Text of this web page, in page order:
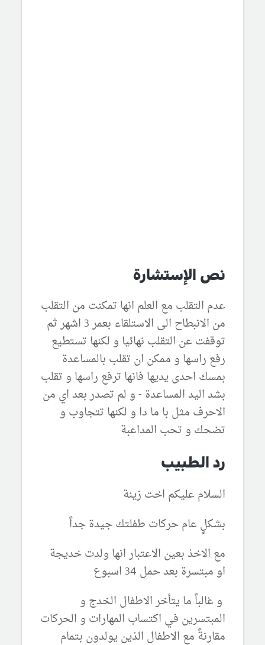
نص الإستشارة
عدم التقلب مع العلم انها تمكنت من التقلب
من الانبطاح الى الاستلقاء بعمر 3 اشهر ثم
توقفت عن التقلب نهائيا و لكنها تستطيع
رفع راسها و ممكن ان تقلب بالمساعدة
بمسك احدى يديها فانها ترفع راسها و تقلب
بشد اليد المساعدة - و لم تصدر بعد اي من
الاحرف مثل با ما دا و لكنها تتجاوب و
تضحك و تحب المداعبة
رد الطبيب
السلام عليكم اخت زينة
بشكلٍ عام حركات طفلتك جيدة جداً
مع الاخذ بعين الاعتبار انها ولدت خديجة
او مبتسرة بعد حمل 34 اسبوع
و غالباً ما يتأخر الاطفال الخدج و
المبتسرين في اكتساب المهارات و الحركات
مقارنةً مع الاطفال الذين يولدون بتمام